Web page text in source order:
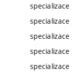
specializace
specializace
specializace
specializace
specializace